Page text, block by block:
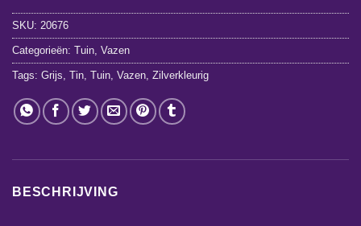
SKU: 20676
Categorieën: Tuin Vazen
Tags: Grijs Tin Tuin Vazen Zilverkleurig
BESCHRIJVING